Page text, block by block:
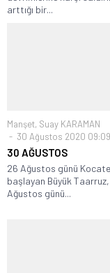
arttığı bir...
Manşet, Suay KARAMAN
30 Ağustos 2020 09:09
30 AĞUSTOS
26 Ağustos günü
başlayan Büyük
Ağustos günü...